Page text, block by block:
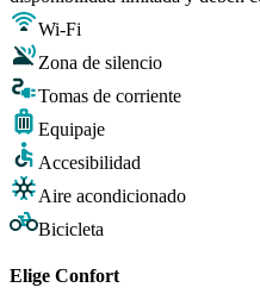
Wi-Fi
Zona de silencio
Tomas de corriente
Equipaje
Accesibilidad
Aire acondicionado
Bicicleta
Elige Confort